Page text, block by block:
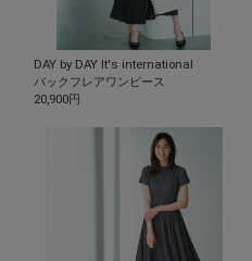
DAY by DAY It's international
バックフレアワンピース
20,900円